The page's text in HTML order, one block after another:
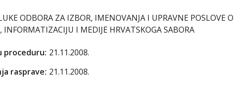
ODBORA ZA IZBOR, IMENOVANJA I UPRAVNE POSLOVE
INFORMATIZACIJU I MEDIJE HRVATSKOGA SABORA
proceduru: 21.11.2008.
rasprave: 21.11.2008.